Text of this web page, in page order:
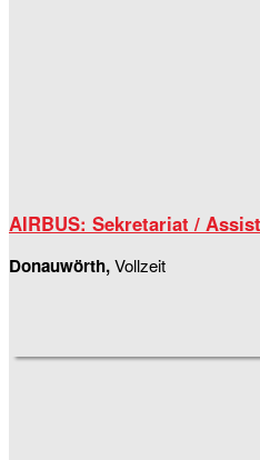
AIRBUS: Sekretariat /
Donauwörth,Vollzeit